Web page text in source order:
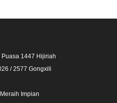
1447 Hijiriah
/ 2577 Gongxili
Impian